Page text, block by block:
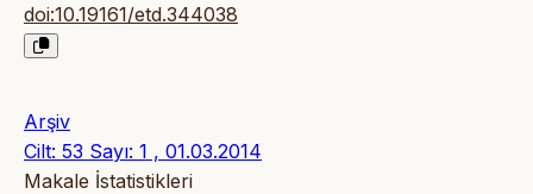
doi:10.19161/etd.344038
Arşiv
Cilt: 53 Sayı: 1 , 01.03.2014
Makale İstatistikleri